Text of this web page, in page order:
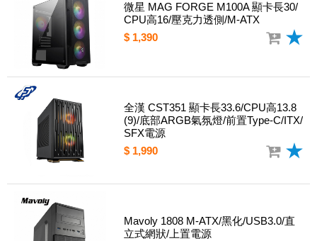
微星 MAG FORGE M100A 顯卡長30/
CPU高16/壓克力透側/M-ATX
$ 1,390
全漢 CST351 顯卡長33.6/CPU高13.8
(9)/底部ARGB氣氛燈/前置Type-C/ITX/
SFX電源
$ 1,990
Mavoly 1808 M-ATX/黑化/USB3.0/直
立式網狀/上置電源